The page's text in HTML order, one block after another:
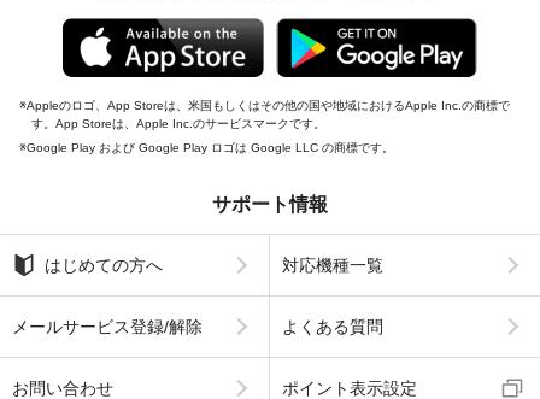
Appleのロゴ、App Storeは、米国もしくはその他の国や地域におけるApple Inc.の商標で
す。App Storeは、Apple Inc.のサービスマークです。
Google Play および Google Play ロゴは Google LLC の商標です。
サポート情報
はじめての方へ 対応機種一覧
メールサービス登録/解除 よくある質問
お問い合わせ ポイント表示設定